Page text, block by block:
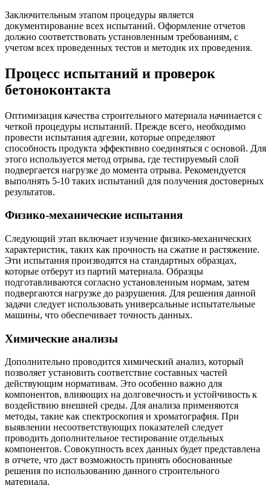
Заключительным этапом процедуры является
документирование всех испытаний. Оформление отчетов
должно соответствовать установленным требованиям, с
учетом всех проведенных тестов и методик их проведения.
Процесс испытаний и проверок
бетоноконтакта
Оптимизация качества строительного материала начинается с
четкой процедуры испытаний. Прежде всего, необходимо
провести испытания адгезии, которые определяют
способность продукта эффективно соединяться с основой. Для
этого используется метод отрыва, где тестируемый слой
подвергается нагрузке до момента отрыва. Рекомендуется
выполнять 5-10 таких испытаний для получения достоверных
результатов.
Физико-механические испытания
Следующий этап включает изучение физико-механических
характеристик, таких как прочность на сжатие и растяжение.
Эти испытания производятся на стандартных образцах,
которые отберут из партий материала. Образцы
подготавливаются согласно установленным нормам, затем
подвергаются нагрузке до разрушения. Для решения данной
задачи следует использовать универсальные испытательные
машины, что обеспечивает точность данных.
Химические анализы
Дополнительно проводится химический анализ, который
позволяет установить соответствие составных частей
действующим нормативам. Это особенно важно для
компонентов, влияющих на долговечность и устойчивость к
воздействию внешней среды. Для анализа применяются
методы, такие как спектроскопия и хроматография. При
выявлении несоответствующих показателей следует
проводить дополнительное тестирование отдельных
компонентов. Совокупность всех данных будет представлена
в отчете, что даст возможность принять обоснованные
решения по использованию данного строительного
материала.